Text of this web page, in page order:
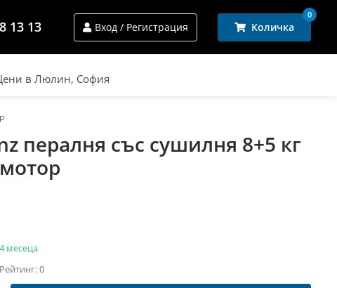
13 13 Вход / Регистрация Количка
0
в Люлин, София
пералня със сушилня 8+5 кг
месеца
0